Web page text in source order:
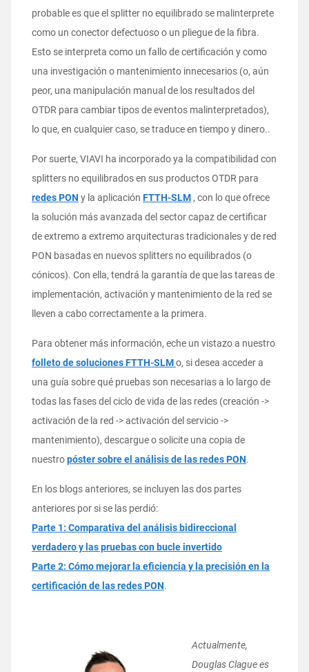
probable es que el splitter no equilibrado se malinterprete
como un conector defectuoso o un pliegue de la fibra.
Esto se interpreta como un fallo de certificación y como
una investigación o mantenimiento innecesarios (o, aún
peor, una manipulación manual de los resultados del
OTDR para cambiar tipos de eventos malinterpretados),
lo que, en cualquier caso, se traduce en tiempo y dinero..
Por suerte, VIAVI ha incorporado ya la compatibilidad con
splitters no equilibrados en sus productos OTDR para
redes PON y la aplicación FTTH-SLM , con lo que ofrece
la solución más avanzada del sector capaz de certificar
de extremo a extremo arquitecturas tradicionales y de red
PON basadas en nuevos splitters no equilibrados (o
cónicos). Con ella, tendrá la garantía de que las tareas de
implementación, activación y mantenimiento de la red se
lleven a cabo correctamente a la primera.
Para obtener más información, eche un vistazo a nuestro
folleto de soluciones FTTH-SLMo, si desea acceder a
una guía sobre qué pruebas son necesarias a lo largo de
todas las fases del ciclo de vida de las redes (creación ->
activación de la red -> activación del servicio ->
mantenimiento), descargue o solicite una copia de
nuestropóster sobre el análisis de las redes PON.
En los blogs anteriores, se incluyen las dos partes
anteriores por si se las perdió:
Parte 1: Comparativa del análisis bidireccional
verdadero y las pruebas con bucle invertido
Parte 2: Cómo mejorar la eficiencia y la precisión en la
certificación de las redes PON.
Actualmente,
Douglas Clague es